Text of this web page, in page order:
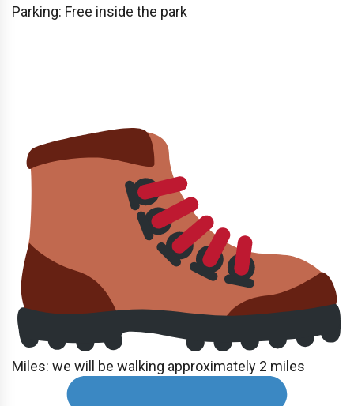
Parking: Free inside the park
Miles: we will be walking approximately 2 miles